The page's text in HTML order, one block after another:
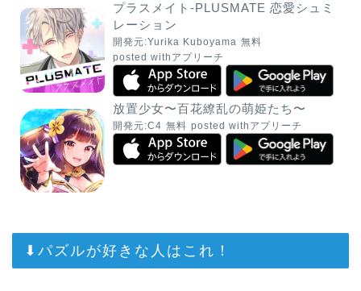
プラスメイト-PLUSMATE 恋愛シュミ
レーション
開発元:Yurika Kuboyama 無料
posted with アプリーチ
放置少女〜百花繚乱の萌姫たち〜
開発元:C4 無料 posted with アプリーチ
⬇︎パズルが好きな人はこれ！